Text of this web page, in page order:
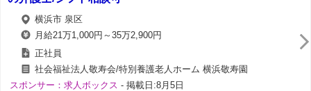
横浜市 泉区
月給21万1,000円～35万2,900円
正社員
社会福祉法人敬寿会/特別養護老人ホーム 横浜敬寿園
スポンサー：求人ボックス - 掲載日:8月5日